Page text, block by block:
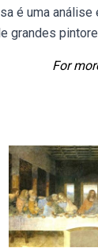
é uma
grandes
For